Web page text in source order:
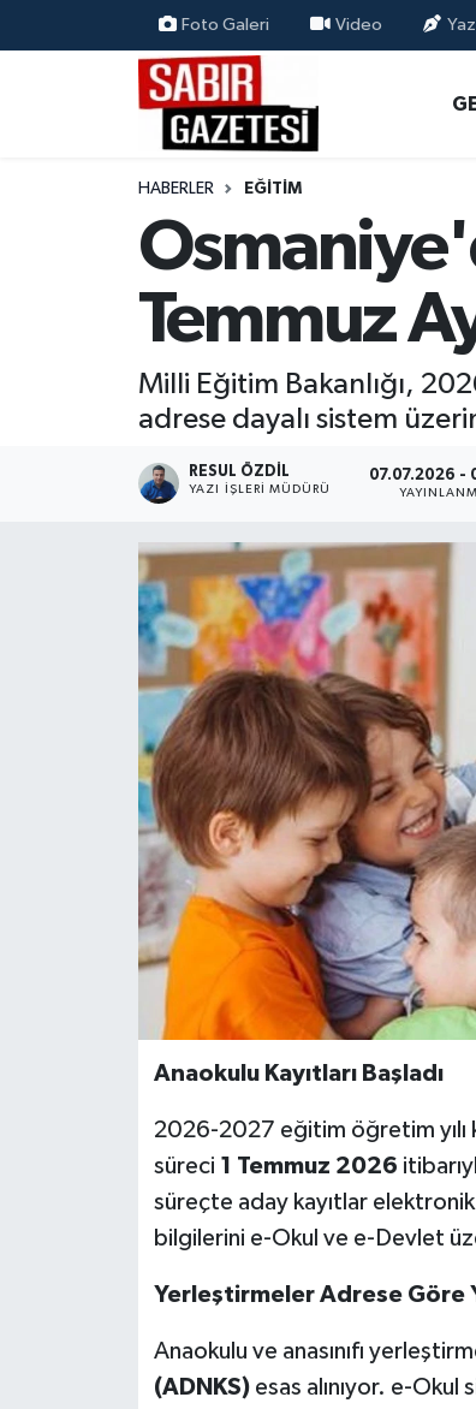
Foto Galeri Video
HABERLER EĞITIM
Temmuz
Milli Eğitim Bakanlığı,
adrese dayalı sistem
RESUL ÖZDIL
YAZI İŞLERI MÜDÜRÜ
07.07.2026 -
Anaokulu Kayıtları Başladı
2026-2027 eğitim öğretim yılı
süreci 1 Temmuz 2026
süreçte aday kayıtlar
bilgilerini e-Okul ve e-Devlet
Yerleştirmeler Adrese Göre
Anaokulu ve anasınıfı
(ADNKS)esas alınıyor. e-Okul
ÖZEL HABER
MAGAZİN
RESMİ İLANLAR
Osmaniye Nöbetçi Eczaneler
Osmaniye Hava Durumu
Osmaniye Trafik Yoğunluk Haritası
Süper Lig Puan Durumu ve Fikstür
Tüm Manşetler
Son Dakika Haberleri
Haber Arşivi